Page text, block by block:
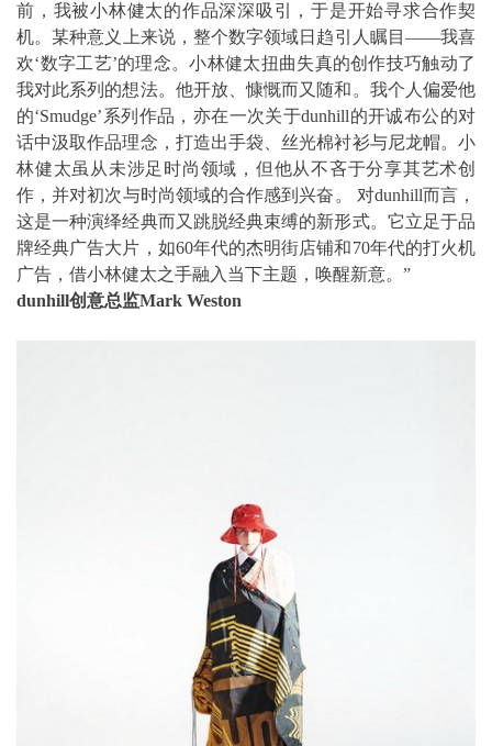
前，我被小林健太的作品深深吸引，于是开始寻求合作契
机。某种意义上来说，整个数字领域日趋引人瞩目——我喜
欢‘数字工艺’的理念。小林健太扭曲失真的创作技巧触动了
我对此系列的想法。他开放、慷慨而又随和。我个人偏爱他
的‘Smudge’系列作品，亦在一次关于dunhill的开诚布公的对
话中汲取作品理念，打造出手袋、丝光棉衬衫与尼龙帽。小
林健太虽从未涉足时尚领域，但他从不吝于分享其艺术创
作，并对初次与时尚领域的合作感到兴奋。 对dunhill而言，
这是一种演绎经典而又跳脱经典束缚的新形式。它立足于品
牌经典广告大片，如60年代的杰明街店铺和70年代的打火机
广告，借小林健太之手融入当下主题，唤醒新意。”
dunhill创意总监Mark Weston